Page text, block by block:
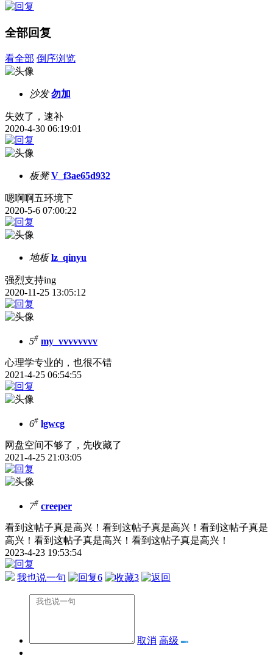
全部回复
看全部 倒序浏览
沙发 勿加
失效了，速补
2020-4-30 06:19:01
板凳 V_f3ae65d932
嗯啊啊五环境下
2020-5-6 07:00:22
地板 lz_qinyu
强烈支持ing
2020-11-25 13:05:12
5# my_vvvvvvvv
心理学专业的，也很不错
2021-4-25 06:54:55
6# lgwcg
网盘空间不够了，先收藏了
2021-4-25 21:03:05
7# creeper
看到这帖子真是高兴！看到这帖子真是高兴！看到这帖子真是
高兴！看到这帖子真是高兴！看到这帖子真是高兴！
2023-4-23 19:53:54
我也说一句 6 3
取消 高级